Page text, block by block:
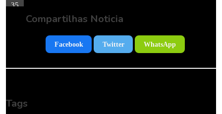
35
Compartilhas Noticia
Facebook Twitter WhatsApp
Tags